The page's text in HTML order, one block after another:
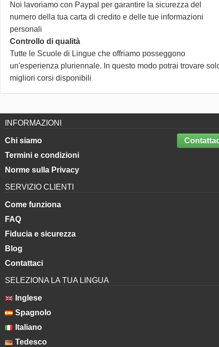
Noi lavoriamo con Paypal per garantire la sicurezza del
numero della tua carta di credito e delle tue informazioni
personali
Controllo di qualità
Tutte le Scuole di Lingue che offriamo posseggono
un'esperienza pluriennale. In questo modo potrai trovare
migliori corsi disponibili
INFORMAZIONI
Chi siamo
Termini e condizioni
Norme sulla Privacy
SERVIZIO CLIENTI
Come funziona
FAQ
Fiducia e sicurezza
Blog
Contattaci
SELEZIONA LA TUA LINGUA
Inglese
Spagnolo
Italiano
Tedesco